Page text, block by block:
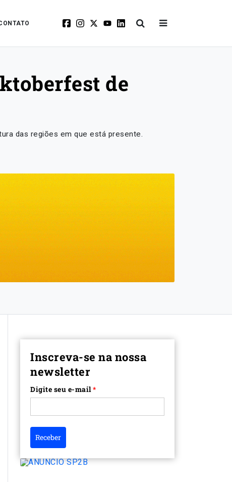
de
das regiões em que está presente.
Inscreva-se na nossa
newsletter
Digite seu e-mail*
Receber